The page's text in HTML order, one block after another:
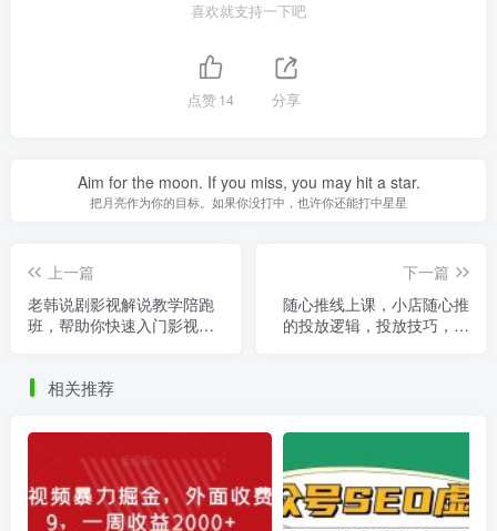
喜欢就支持一下吧
点赞14 分享
Aim for the moon. If you miss, you may hit a star.
把月亮作为你的目标。如果你没打中，也许你还能打中星星
上一篇
老韩说剧影视解说教学陪跑
班，帮助你快速入门影视解
下一篇
随心推线上课，小店随心推
的投放逻辑，投放技巧，快
相关推荐